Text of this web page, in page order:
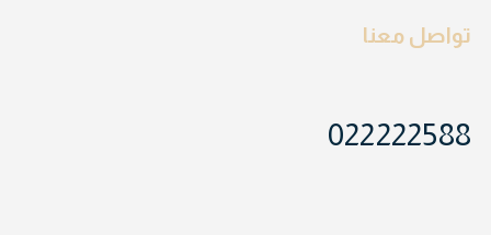
تواصل معنا
022222588